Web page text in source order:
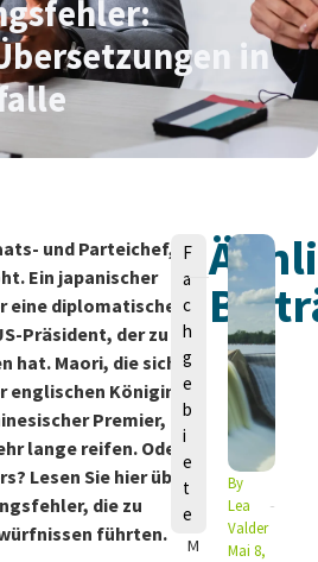
in
und Parteichef,
Ein japanischer
eine diplomatische
Präsident, der zu
hat. Maori, die sich
englischen Königin
Premier,
lange reifen. Oder
Lesen Sie hier über
die zu
führten.
V
o
L
u
r
a
M
F
a
c
h
g
e
b
i
e
t
e
By
Lea
Valder
Mai 8,